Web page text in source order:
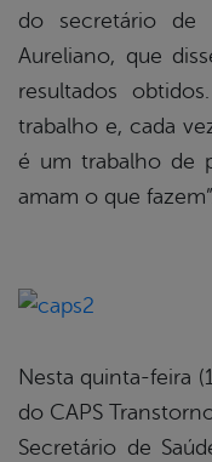
do secretário de
Aureliano, que
resultados
trabalho e, cada
é um trabalho de
amam o que
Nesta quinta-feira
do CAPS
Secretário de